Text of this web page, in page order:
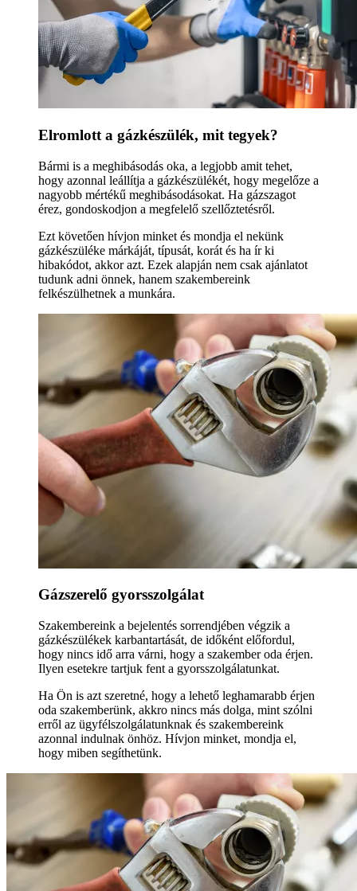
Elromlott a gázkészülék, mit tegyek?
Bármi is a meghibásodás oka, a legjobb amit tehet,
hogy azonnal leállítja a gázkészülékét, hogy megelőze a
nagyobb mértékű meghibásodásokat. Ha gázszagot
érez, gondoskodjon a megfelelő szellőztetésről.
Ezt követően hívjon minket és mondja el nekünk
gázkészüléke márkáját, típusát, korát és ha ír ki
hibakódot, akkor azt. Ezek alapján nem csak ajánlatot
tudunk adni önnek, hanem szakembereink
felkészülhetnek a munkára.
Gázszerelő gyorsszolgálat
Szakembereink a bejelentés sorrendjében végzik a
gázkészülékek karbantartását, de időként előfordul,
hogy nincs idő arra várni, hogy a szakember oda érjen.
Ilyen esetekre tartjuk fent a gyorsszolgálatunkat.
Ha Ön is azt szeretné, hogy a lehető leghamarabb érjen
oda szakemberünk, akkro nincs más dolga, mint szólni
erről az ügyfélszolgálatunknak és szakembereink
azonnal indulnak önhöz. Hívjon minket, mondja el,
hogy miben segíthetünk.